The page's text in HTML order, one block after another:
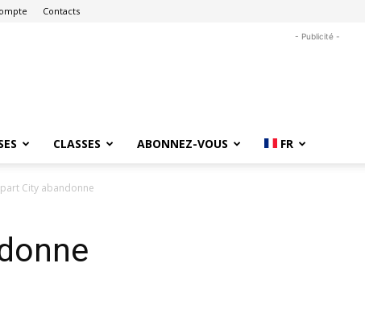
Contacts
- Publicité -
CLASSES ABONNEZ-VOUS FR
City abandonne